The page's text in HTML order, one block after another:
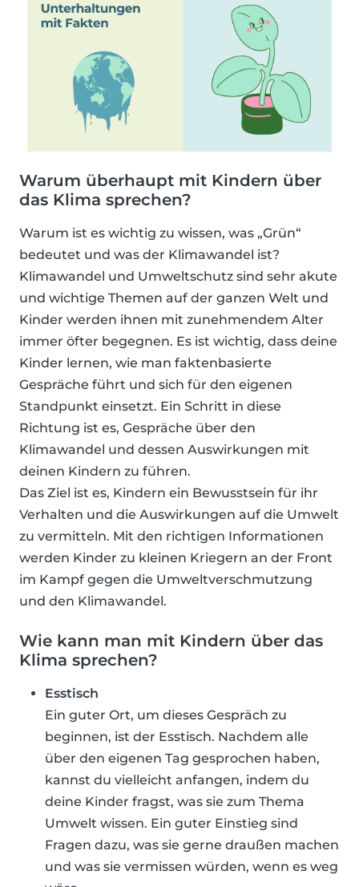
Warum überhaupt mit Kindern über
das Klima sprechen?
Warum ist es wichtig zu wissen, was „Grün“
bedeutet und was der Klimawandel ist?
Klimawandel und Umweltschutz sind sehr akute
und wichtige Themen auf der ganzen Welt und
Kinder werden ihnen mit zunehmendem Alter
immer öfter begegnen. Es ist wichtig, dass deine
Kinder lernen, wie man faktenbasierte
Gespräche führt und sich für den eigenen
Standpunkt einsetzt. Ein Schritt in diese
Richtung ist es, Gespräche über den
Klimawandel und dessen Auswirkungen mit
deinen Kindern zu führen.
Das Ziel ist es, Kindern ein Bewusstsein für ihr
Verhalten und die Auswirkungen auf die Umwelt
zu vermitteln. Mit den richtigen Informationen
werden Kinder zu kleinen Kriegern an der Front
im Kampf gegen die Umweltverschmutzung
und den Klimawandel.
Wie kann man mit Kindern über das
Klima sprechen?
Esstisch
Ein guter Ort, um dieses Gespräch zu
beginnen, ist der Esstisch. Nachdem alle
über den eigenen Tag gesprochen haben,
kannst du vielleicht anfangen, indem du
deine Kinder fragst, was sie zum Thema
Umwelt wissen. Ein guter Einstieg sind
Fragen dazu, was sie gerne draußen machen
und was sie vermissen würden, wenn es weg